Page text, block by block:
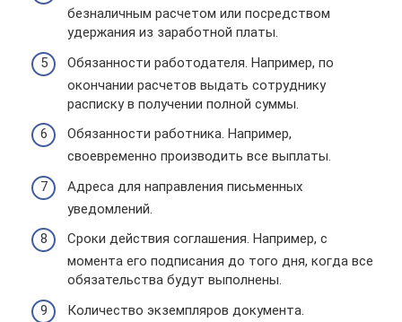
безналичным расчетом или посредством
удержания из заработной платы.
Обязанности работодателя. Например, по
окончании расчетов выдать сотруднику
расписку в получении полной суммы.
Обязанности работника. Например,
своевременно производить все выплаты.
Адреса для направления письменных
уведомлений.
Сроки действия соглашения. Например, с
момента его подписания до того дня, когда все
обязательства будут выполнены.
Количество экземпляров документа.